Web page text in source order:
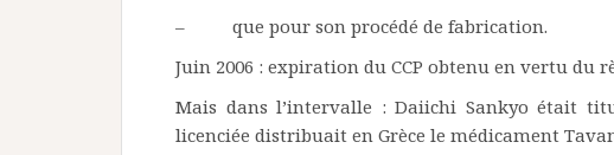
– que pour son procédé de fabrication.
Juin 2006 : expiration du CCP obtenu en vertu du
Mais dans l’intervalle : Daiichi Sankyo était
licenciée distribuait en Grèce le médicament